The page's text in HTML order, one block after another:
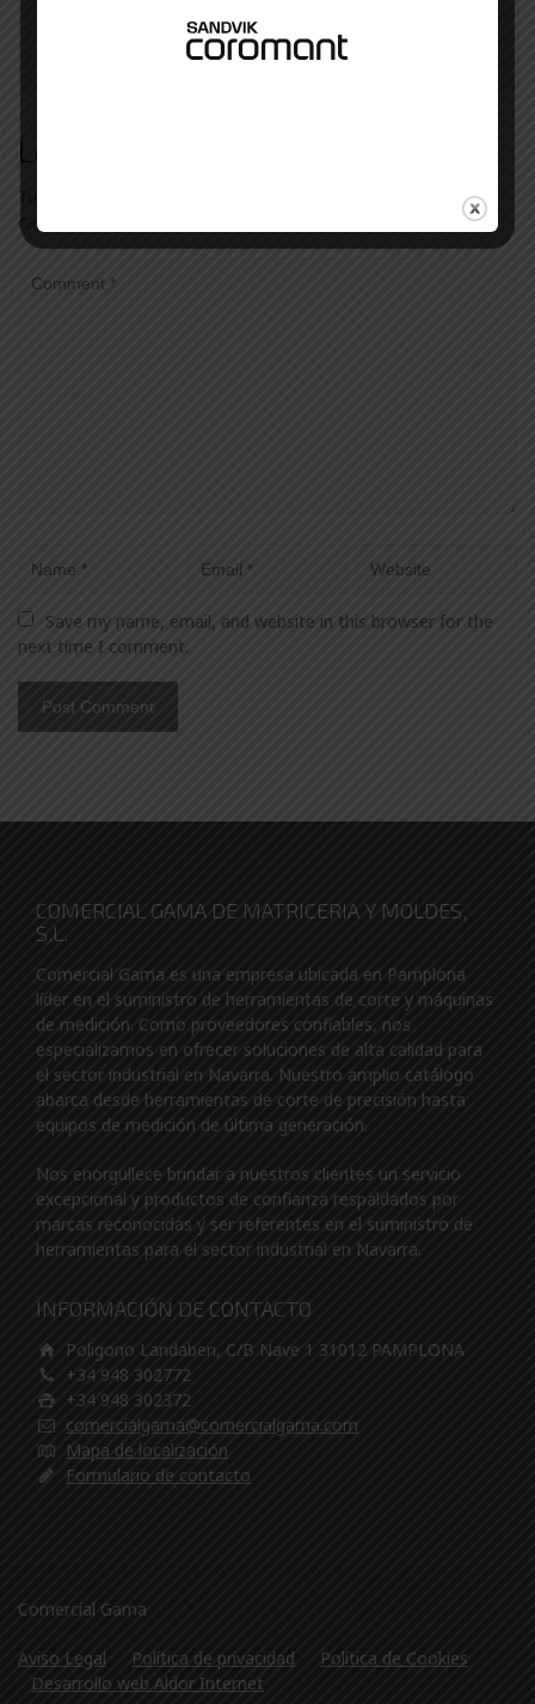
Leave a Reply
Tu dirección de correo electrónico no será publicada.
campos obligatorios están marcados con
Save my name, email, and website in this browser for the
next time I comment.
COMERCIAL GAMA DE MATRICERIA Y MOLDES,
S.L.
Comercial Gama es una empresa ubicada en Pamplona
líder en el suministro de herramientas de corte y máquinas
de medición. Como proveedores confiables, nos
especializamos en ofrecer soluciones de alta calidad para
el sector industrial en Navarra. Nuestro amplio catálogo
abarca desde herramientas de corte de precisión hasta
equipos de medición de última generación.
Nos enorgullece brindar a nuestros clientes un servicio
excepcional y productos de confianza respaldados por
marcas reconocidas y ser referentes en el suministro de
herramientas para el sector industrial en Navarra.
INFORMACIÓN DE CONTACTO
Poligono Landaben, C/B Nave 1 31012 PAMPLONA
+34 948 302772
+34 948 302372
comercialgama@comercialgama.com
Mapa de localización
Formulario de contacto
Comercial Gama
Aviso Legal Política de privacidad
Política de Cookies
Desarrollo web Aldor Internet